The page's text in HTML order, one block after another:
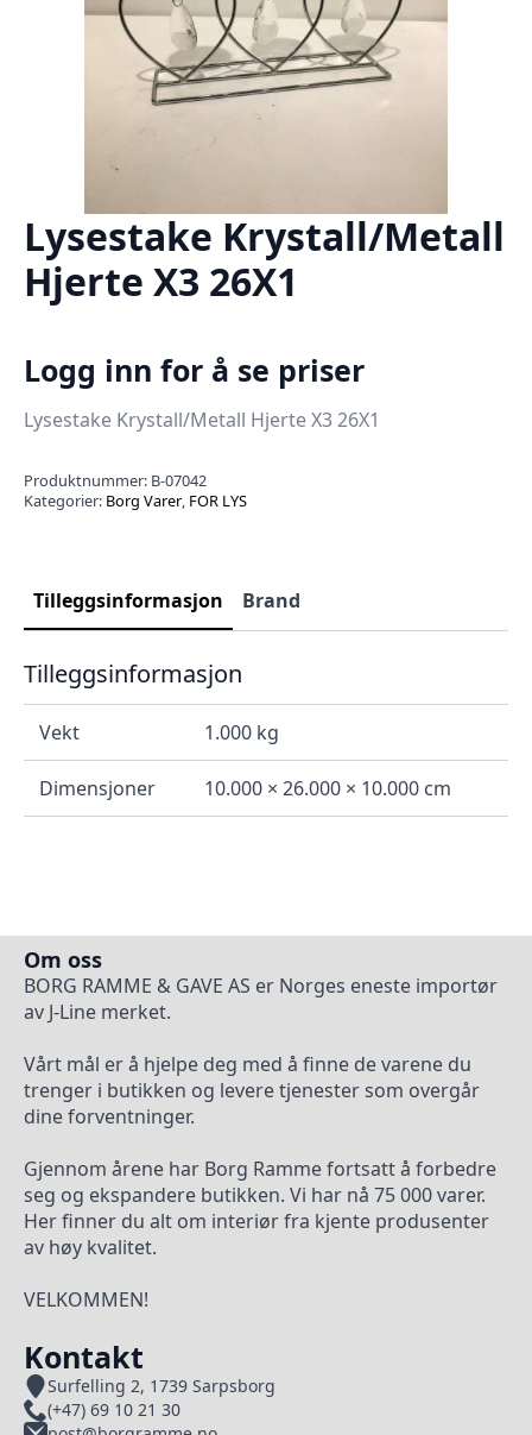
Lysestake Krystall/Metall
Hjerte X3 26X1
Logg inn for å se priser
Lysestake Krystall/Metall Hjerte X3 26X1
Produktnummer: B-07042
Kategorier: Borg Varer, FOR LYS
Tilleggsinformasjon Brand
Tilleggsinformasjon
Vekt 1.000 kg
Dimensjoner 10.000 × 26.000 × 10.000 cm
Om oss
BORG RAMME & GAVE AS er Norges eneste importør
av J-Line merket.
Vårt mål er å hjelpe deg med å finne de varene du
trenger i butikken og levere tjenester som overgår
dine forventninger.
Gjennom årene har Borg Ramme fortsatt å forbedre
seg og ekspandere butikken. Vi har nå 75 000 varer.
Her finner du alt om interiør fra kjente produsenter
av høy kvalitet.
VELKOMMEN!
Kontakt
Surfelling 2, 1739 Sarpsborg
(+47) 69 10 21 30